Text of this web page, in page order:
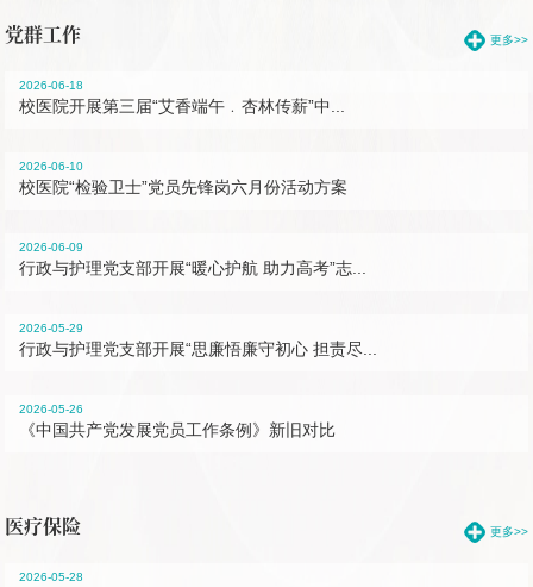
党群工作 更多>>
2026-06-18
校医院开展第三届“艾香端午﹒杏林传薪”中...
2026-06-10
校医院“检验卫士”党员先锋岗六月份活动方案
2026-06-09
行政与护理党支部开展“暖心护航 助力高考”志...
2026-05-29
行政与护理党支部开展“思廉悟廉守初心 担责尽...
2026-05-26
《中国共产党发展党员工作条例》新旧对比
医疗保险 更多>>
2026-05-28